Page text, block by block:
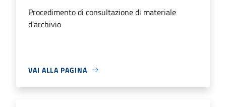
Procedimento di consultazione di materiale
d'archivio
VAI ALLA PAGINA